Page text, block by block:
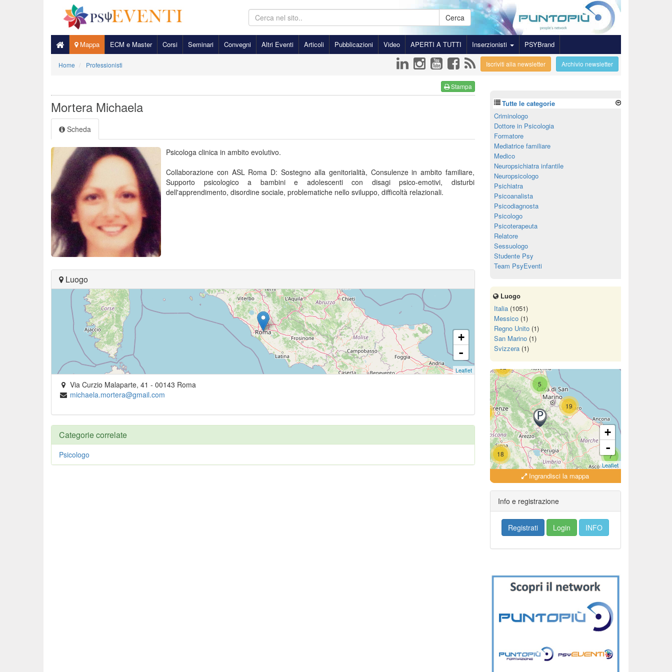
Cerca
Mappa ECM e Master Corsi Seminari Convegni Altri Eventi Articoli Pubblicazioni Video APERTI A TUTTI Inserzionisti PSYBrand
Home Professionisti Archivio newsletter
Iscriviti alla newsletter
Stampa
Mortera Michaela
Scheda
Psicologa clinica in ambito evolutivo.
Collaborazione con ASL Roma D: Sostegno alla genitorialità, Consulenze in ambito familiare,
Supporto psicologico a bambini e adolescenti con disagi psico-emotivi, disturbi
dell'apprendimento, disordine sociale, problematiche nello sviluppo, difficoltà relazionali.
Luogo
+
-
Leaflet
Via Curzio Malaparte, 41 - 00143 Roma
michaela.mortera@gmail.com
Categorie correlate
Psicologo
Tutte le categorie
Criminologo
Dottore in Psicologia
Formatore
Mediatrice familiare
Medico
Neuropsichiatra infantile
Neuropsicologo
Psichiatra
Psicoanalista
Psicodiagnosta
Psicologo
Psicoterapeuta
Relatore
Sessuologo
Studente Psy
Team PsyEventi
Luogo
Italia(1051)
Messico(1)
Regno Unito(1)
San Marino(1)
Svizzera(1)
5
18
19
7
18
279
15
5
15
+
-
Leaflet
Ingrandisci la mappa
Info e registrazione
Registrati Login INFO